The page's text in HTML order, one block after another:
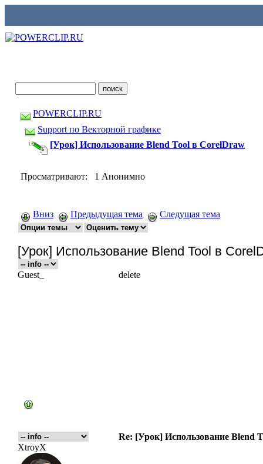
POWERCLIP.RU
Support по Векторной графике
[Урок] Использование Blend Tool в CorelDraw
Просматривают: 1 Анонимно
Вниз Предыдущая тема Следущая тема
[Урок] Использование Blend Tool в
Guest_ delete
Re: [Урок] Использование Blend
XtroyX